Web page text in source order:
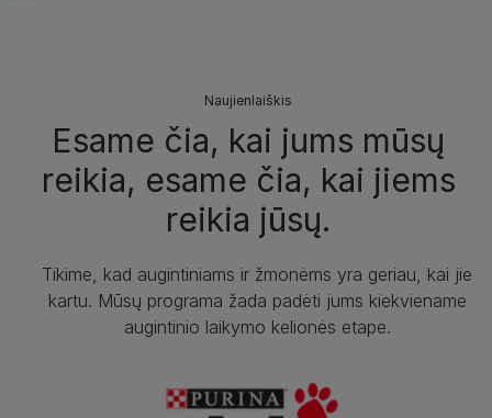
Naujienlaiškis
Esame čia, kai jums mūsų
reikia, esame čia, kai jiems
reikia jūsų.
Tikime, kad augintiniams ir žmonėms yra geriau, kai jie
kartu. Mūsų programa žada padėti jums kiekviename
augintinio laikymo kelionės etape.